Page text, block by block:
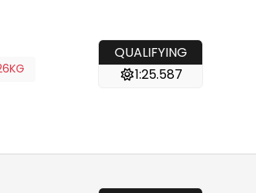
QUALIFYING
1:25.587